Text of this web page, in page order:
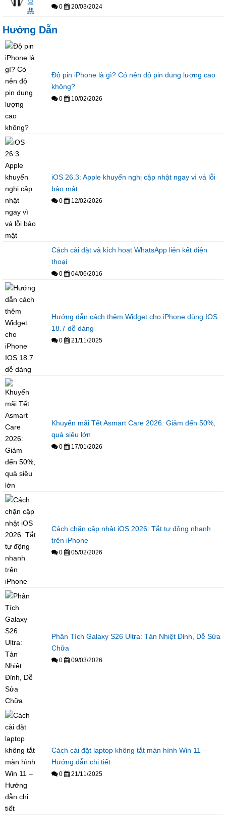
0 20/03/2024
Hướng Dẫn
Độ pin iPhone là gì? Có nên độ pin dung lượng cao
không?
0 10/02/2026
iOS 26.3: Apple khuyến nghị cập nhật ngay vì vá lỗi
bảo mật
0 12/02/2026
Cách cài đặt và kích hoạt WhatsApp liên kết điện
thoại
0 04/06/2016
Hướng dẫn cách thêm Widget cho iPhone dùng IOS
18.7 dễ dàng
0 21/11/2025
Khuyến mãi Tết Asmart Care 2026: Giảm đến 50%,
quà siêu lớn
0 17/01/2026
Cách chặn cập nhật iOS 2026: Tắt tự động nhanh
trên iPhone
0 05/02/2026
Phân Tích Galaxy S26 Ultra: Tản Nhiệt Đỉnh, Dễ Sửa
Chữa
0 09/03/2026
Cách cài đặt laptop không tắt màn hình Win 11 –
Hướng dẫn chi tiết
0 21/11/2025